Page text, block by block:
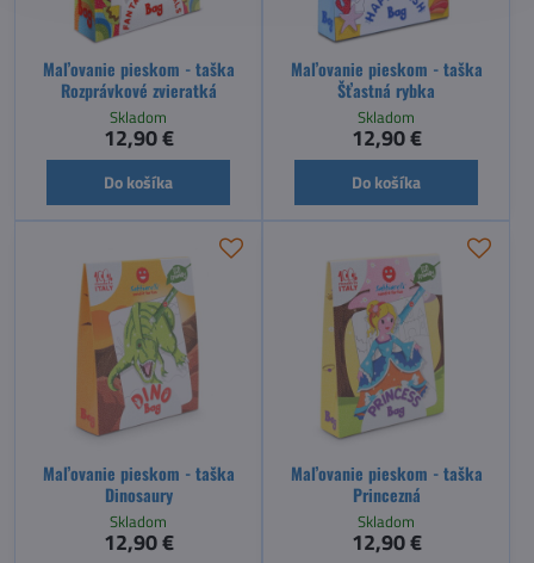
Maľovanie pieskom - taška
Rozprávkové zvieratká
Skladom
12,90 €
Do košíka
Maľovanie pieskom - taška
Šťastná rybka
Skladom
12,90 €
Do košíka
Maľovanie pieskom - taška
Dinosaury
Skladom
12,90 €
Maľovanie pieskom - taška
Princezná
Skladom
12,90 €